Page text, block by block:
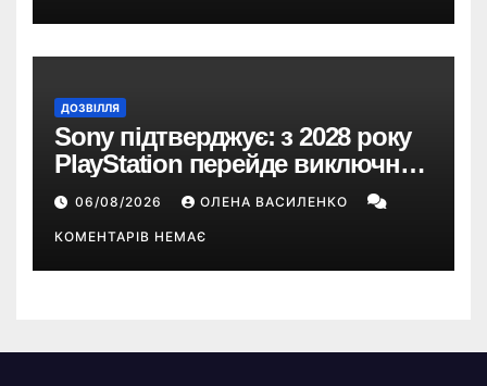
ДОЗВІЛЛЯ
Sony підтверджує: з 2028 року
PlayStation перейде виключно
на цифрові ігри
06/08/2026 ОЛЕНА ВАСИЛЕНКО
КОМЕНТАРІВ НЕМАЄ